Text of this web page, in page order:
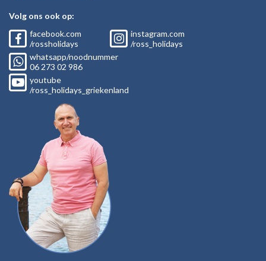
Volg ons ook op:
facebook.com
/rossholidays
instagram.com
/ross_holidays
whatsapp/noodnummer
06 273 02 986
youtube
/ross_holidays_griekenland